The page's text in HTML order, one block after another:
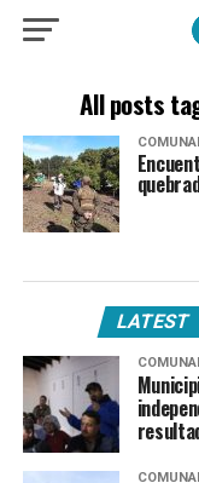
All posts
LATEST